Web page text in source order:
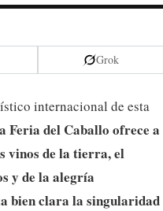
Grok
internacional de esta
Feria del Caballo ofrece a
vinos de la tierra, el
y de la alegría
bien clara la singularidad